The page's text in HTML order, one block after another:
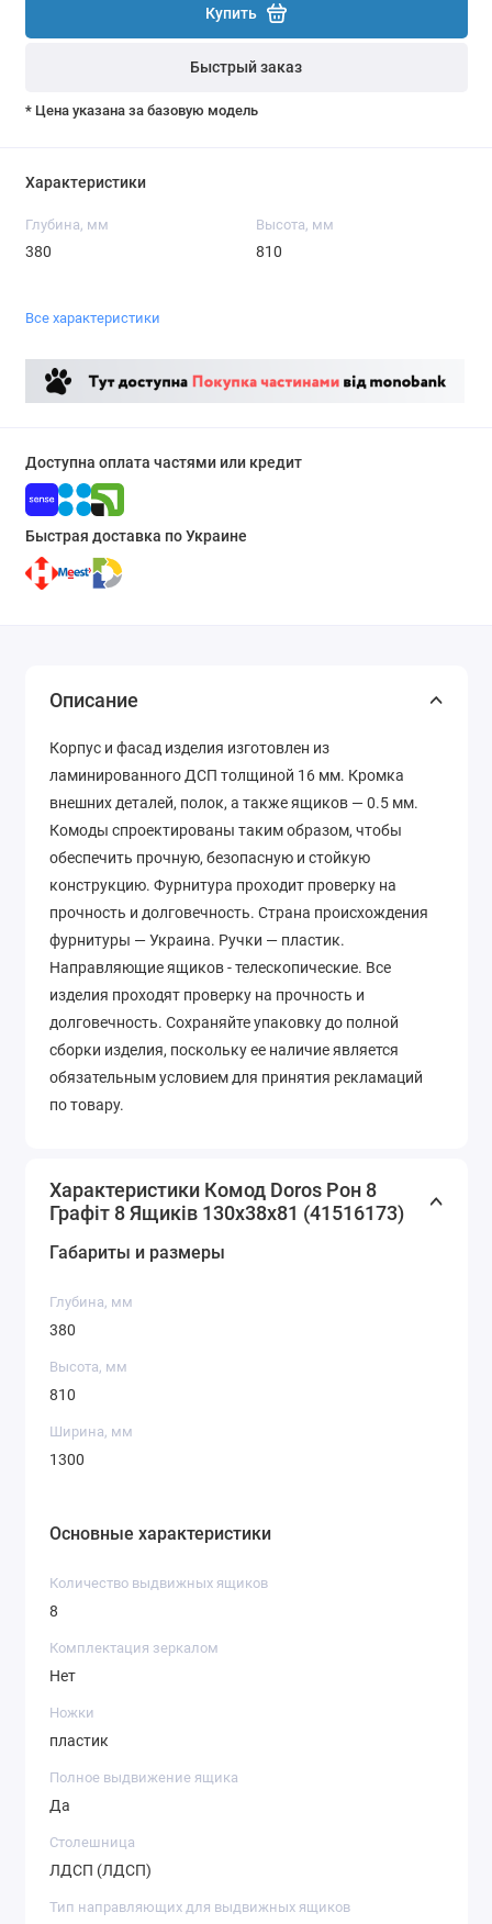
Купить
Быстрый заказ
* Цена указана за базовую модель
Характеристики
Глубина, мм
380
Высота, мм
810
Все характеристики
Доступна оплата частями или кредит
Быстрая доставка по Украине
Описание
Корпус и фасад изделия изготовлен из
ламинированного ДСП толщиной 16 мм. Кромка
внешних деталей, полок, а также ящиков — 0.5 мм.
Комоды спроектированы таким образом, чтобы
обеспечить прочную, безопасную и стойкую
конструкцию. Фурнитура проходит проверку на
прочность и долговечность. Страна происхождения
фурнитуры — Украина. Ручки — пластик.
Направляющие ящиков - телескопические. Все
изделия проходят проверку на прочность и
долговечность. Сохраняйте упаковку до полной
сборки изделия, поскольку ее наличие является
обязательным условием для принятия рекламаций
по товару.
Характеристики Комод Doros Рон 8
Графіт 8 Ящиків 130х38х81 (41516173)
Габариты и размеры
Глубина, мм
380
Высота, мм
810
Ширина, мм
1300
Основные характеристики
Количество выдвижных ящиков
8
Комплектация зеркалом
Нет
Ножки
пластик
Полное выдвижение ящика
Да
Столешница
ЛДСП (ЛДСП)
Тип направляющих для выдвижных ящиков